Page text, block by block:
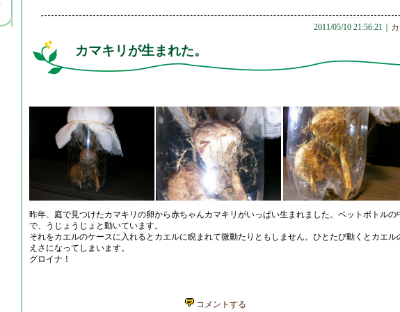
2011/05/10 21:56:21｜
カマキリが生まれた。
昨年、庭で見つけたカマキリの卵から赤ちゃんカマキリがいっぱい生まれました。ペットボトルの
で、うじょうじょと動いています。
それをカエルのケースに入れるとカエルに睨まれて微動たりともしません。ひとたび動くとカエル
えさになってしまいます。
グロイナ！
コメントする